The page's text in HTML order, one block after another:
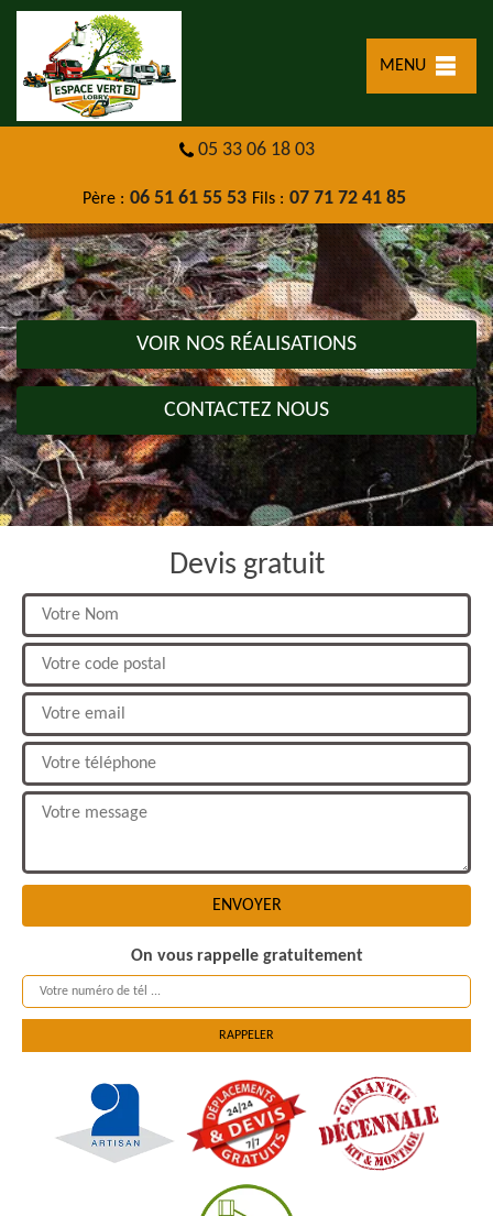
MENU
05 33 06 18 03
Père : 06 51 61 55 53 Fils : 07 71 72 41 85
VOIR NOS RÉALISATIONS
CONTACTEZ NOUS
Devis gratuit
On vous rappelle gratuitement